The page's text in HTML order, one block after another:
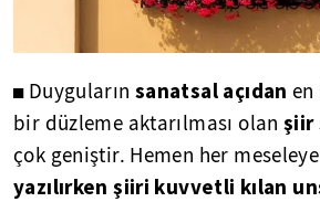
◼ Duyguların sanatsal açıdan
bir düzleme aktarılması olanşiir
çok geniştir. Hemen her meseleye
yazılırken şiiri kuvvetli kılan